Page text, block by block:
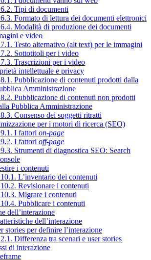
Tipi di documenti
Formato di lettura dei documenti elettronici
Modalità di produzione dei documenti
e video
Testo alternativo (alt text) per le immagini
Sottotitoli per i video
Trascrizioni per i video
intellettuale e privacy
Pubblicazione di contenuti prodotti dalla
Amministrazione
Pubblicazione di contenuti non prodotti
Pubblica Amministrazione
Consenso dei soggetti ritratti
per i motori di ricerca (SEO)
I fattori on-page
I fattori off-page
Strumenti di diagnostica SEO: Search
i contenuti
L’inventario dei contenuti
Revisionare i contenuti
Migrare i contenuti
Pubblicare i contenuti
dell’interazione
dell’interazione
stories per definire l’interazione
Differenza tra scenari e user stories
di interazione